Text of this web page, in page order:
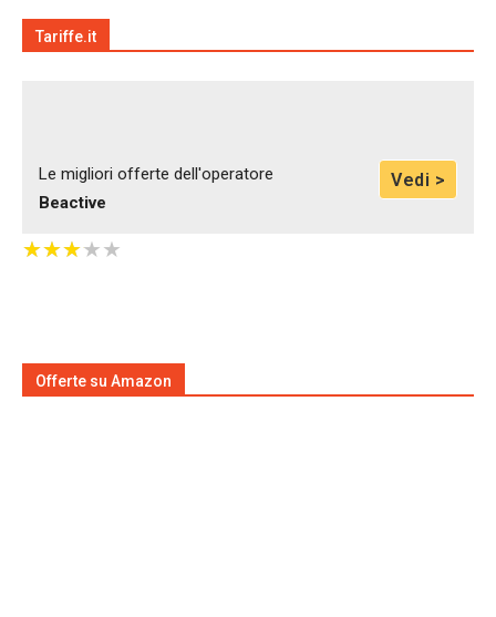
Tariffe.it
Le migliori offerte dell'operatore
Beactive
Vedi >
★★★★★
★★★★★
Offerte su Amazon